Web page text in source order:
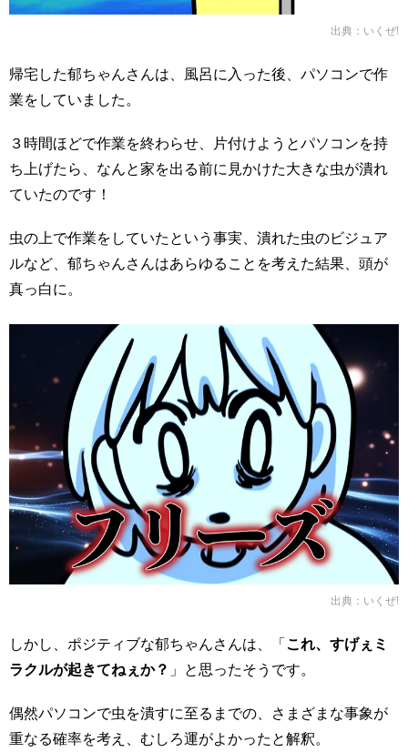
出典： いくぜ!
帰宅した郁ちゃんさんは、風呂に入った後、パソコンで作
業をしていました。
３時間ほどで作業を終わらせ、片付けようとパソコンを持
ち上げたら、なんと家を出る前に見かけた大きな虫が潰れ
ていたのです！
虫の上で作業をしていたという事実、潰れた虫のビジュア
ルなど、郁ちゃんさんはあらゆることを考えた結果、頭が
真っ白に。
出典： いくぜ!
しかし、ポジティブな郁ちゃんさんは、「これ、すげぇミ
ラクルが起きてねぇか？ 」と思ったそうです。
偶然パソコンで虫を潰すに至るまでの、さまざまな事象が
重なる確率を考え、むしろ運がよかったと解釈。